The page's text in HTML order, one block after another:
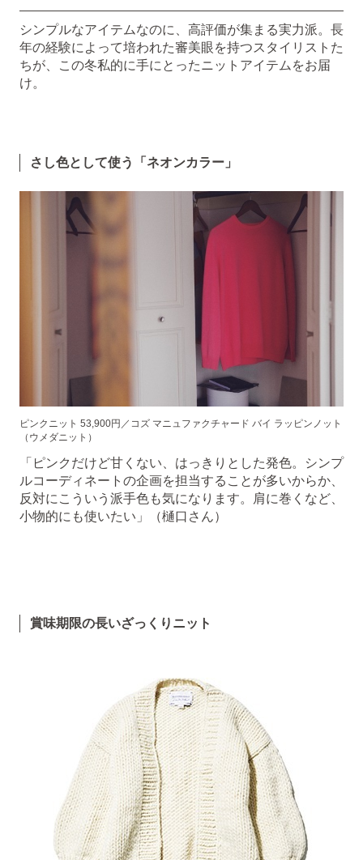
シンプルなアイテムなのに、高評価が集まる実力派。長
年の経験によって培われた審美眼を持つスタイリストた
ちが、この冬私的に手にとったニットアイテムをお届
け。
さし色として使う「ネオンカラー」
ピンクニット 53,900円／コズ マニュファクチャード バイ ラッピンノット
（ウメダニット）
「ピンクだけど甘くない、はっきりとした発色。シンプ
ルコーディネートの企画を担当することが多いからか、
反対にこういう派手色も気になります。肩に巻くなど、
小物的にも使いたい」（樋口さん）
賞味期限の長いざっくりニット